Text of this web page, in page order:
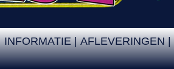
INFORMATIE | AFLEVERINGEN |